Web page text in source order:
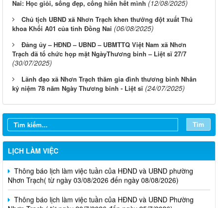
Nai: Học giỏi, sống đẹp, cống hiến hết mình (12/08/2025)
Chủ tịch UBND xã Nhơn Trạch khen thưởng đột xuất Thủ
khoa Khối A01 của tỉnh Đồng Nai (06/08/2025)
Đảng ủy – HĐND – UBND – UBMTTQ Việt Nam xã Nhơn
Trạch đã tổ chức họp mặt NgàyThương binh – Liệt sĩ 27/7
(30/07/2025)
Lãnh đạo xã Nhơn Trạch thăm gia đình thương binh Nhân
kỷ niệm 78 năm Ngày Thương binh - Liệt sĩ (24/07/2025)
Tìm
LỊCH LÀM VIỆC
Nhơn Trạch( từ ngày 03/08/2026 đến ngày 08/08/2026)
Thông báo lịch làm việc tuần của HĐND và UBND Phường
Nhơn Trạch ( từ ngày 20/7/2026 đến ngày 25/7/2026)